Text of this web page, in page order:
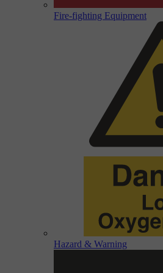
Fire-fighting Equipment
Hazard & Warning